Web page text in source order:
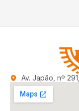
Av. Japão, nº